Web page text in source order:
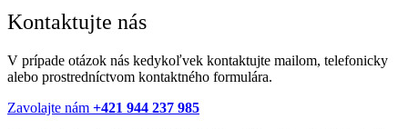
Kontaktujte nás
V prípade otázok nás kedykoľvek kontaktujte mailom, telefonicky
alebo prostredníctvom kontaktného formulára.
Zavolajte nám +421 944 237 985